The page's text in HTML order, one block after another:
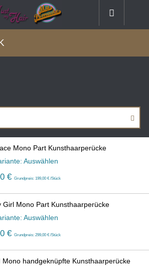
Mono Part Kunsthaarperücke
Auswählen
€ Grundpreis: 199,00 € /Stück
Girl Mono Part Kunsthaarperücke
Auswählen
€ Grundpreis: 299,00 € /Stück
Mono handgeknüpfte Kunsthaarperücke